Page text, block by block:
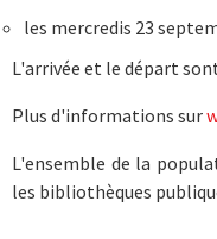
les mercredis 23
L'arrivée et le départ
Plus d'informations sur
L'ensemble de la
les bibliothèques